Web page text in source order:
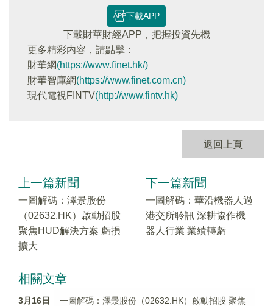
下載APP
下載財華財經APP，把握投資先機
更多精彩内容，請點擊：
財華網(https://www.finet.hk/)
財華智庫網(https://www.finet.com.cn)
現代電視FINTV(http://www.fintv.hk)
返回上頁
上一篇新聞
一圖解碼：澤景股份
（02632.HK）啟動招股
聚焦HUD解決方案 虧損
擴大
下一篇新聞
一圖解碼：華沿機器人過
港交所聆訊 深耕協作機
器人行業 業績轉虧
相關文章
3月16日
一圖解碼：澤景股份（02632.HK）啟動招股 聚焦